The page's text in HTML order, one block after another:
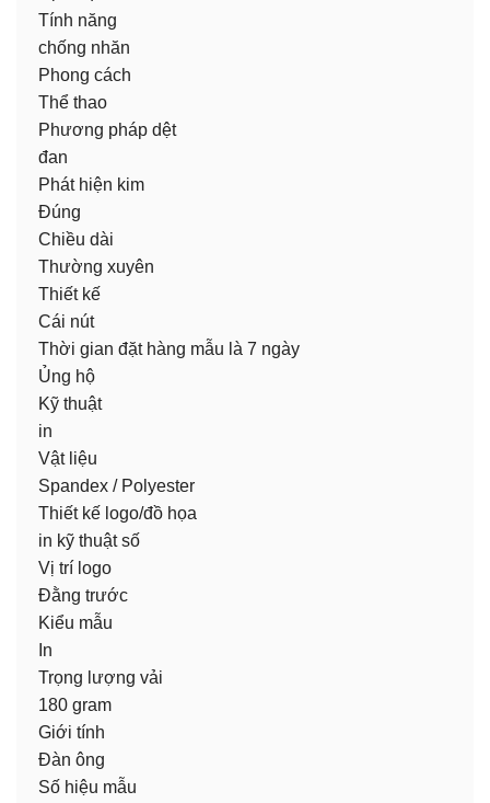
Tính năng
chống nhăn
Phong cách
Thể thao
Phương pháp dệt
đan
Phát hiện kim
Đúng
Chiều dài
Thường xuyên
Thiết kế
Cái nút
Thời gian đặt hàng mẫu là 7 ngày
Ủng hộ
Kỹ thuật
in
Vật liệu
Spandex / Polyester
Thiết kế logo/đồ họa
in kỹ thuật số
Vị trí logo
Đằng trước
Kiểu mẫu
In
Trọng lượng vải
180 gram
Giới tính
Đàn ông
Số hiệu mẫu